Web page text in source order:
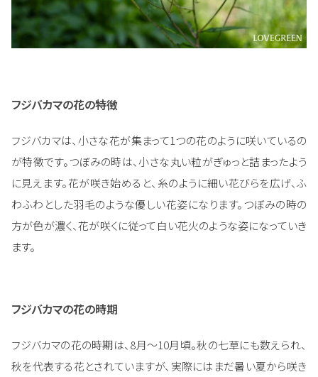
フジバカマの花の特徴
フジバカマは、小さな花が集まって1つの花のように咲いているの
が特徴です。つぼみの時は、小さな丸い粒がぎゅっと詰まったよう
に見えます。花が咲き始めると、糸のように細い花びらを広げ、ふ
わふわとした羽毛のような優しい花姿になります。つぼみの時の
方が色が濃く、花が咲くに従って白い花火のような姿になっていき
ます。
フジバカマの花の時期
フジバカマの花の時期は、8月～10月頃。秋の七草にも数えられ、
秋を代表する花とされていますが、実際にはまだ暑い夏から咲き